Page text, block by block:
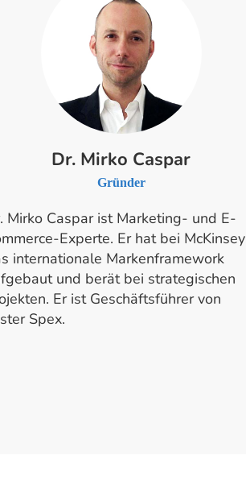
Dr. Mirko Caspar
Gründer
Mirko Caspar ist Marketing- und E-
Experte. Er hat bei McKinsey
internationale Markenframework
und berät bei strategischen
Er ist Geschäftsführer von
Spex.